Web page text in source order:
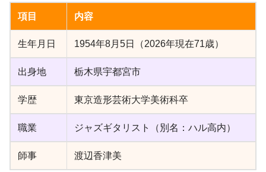
項目 内容
生年月日 1954年8月5日（2026年現在71歳）
出身地 栃木県宇都宮市
学歴 東京造形芸術大学美術科卒
職業 ジャズギタリスト（別名：ハル高内）
師事 渡辺香津美